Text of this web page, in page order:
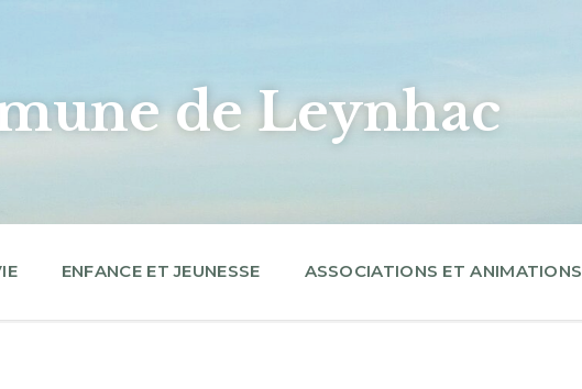
de Leynhac
ENFANCE ET JEUNESSE ASSOCIATIONS ET ANIMATIONS